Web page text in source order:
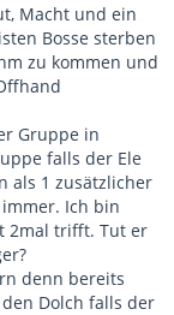
Macht und ein
Bosse sterben
zu kommen und
Gruppe in
falls der Ele
als 1 zusätzlicher
Ich bin
2mal trifft. Tut er
denn bereits
Dolch falls der